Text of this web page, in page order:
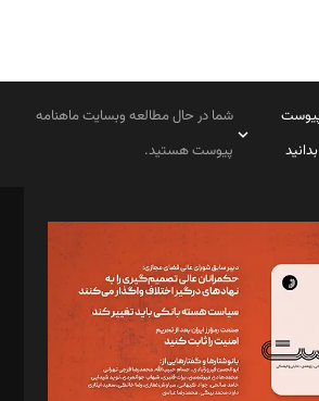
پیوست
شما در حال مطالعه وبسایت ماهنامه
پیوست هستید.
رجبی
ایپکچی